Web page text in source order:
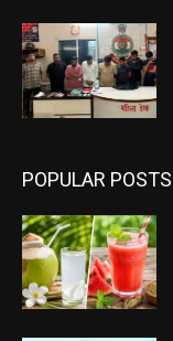
POPULAR POSTS